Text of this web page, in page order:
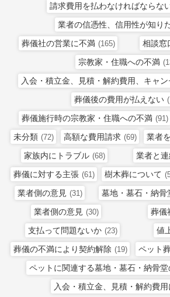
請求費用を払わなければならな
業者の信憑性、信用性が知り
葬儀社の営業に不満 (165) 相談窓
宗教家・住職への不満
入会・積立金、見積・解約費用、キャ
葬儀後の費用が払えない
葬儀施行時の宗教家・住職への不満 (91)
未分類 (72) 高額な費用請求 (69) 業者
家族内にトラブル (68) 業者と
葬儀に対する主張 (61) 樹木葬について
業者側の意見 (31) 墓地・墓石・納骨
業者側の意見 (30) 葬儀
支払って問題ないか (23) 値
葬儀の不満により契約解除 (19) ペット
ペットに関連する墓地・墓石・納骨
入会・積立金、見積・解約費